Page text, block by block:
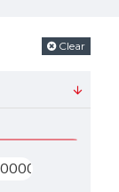
Clear